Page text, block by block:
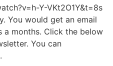
Y-VKt2O1Y&t=8s
You would get an email
a months. Click the below
You can